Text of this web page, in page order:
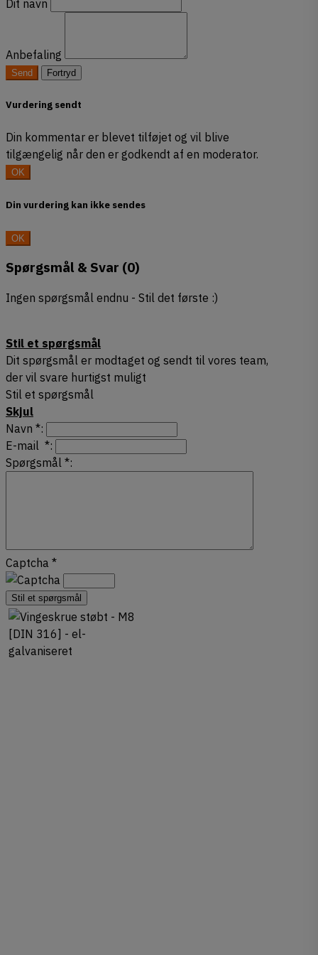
stål A2
stål A4
7380-1] -
Ubehandlet/sort
7380120501
galvaniseret
7380-1] -
Ubehandlet/sort
7380120251
[ART 595]
43 stk på lager
Dit navn
Anbefaling
Send Fortryd
Vurdering sendt
Din kommentar er blevet tilføjet og vil blive
tilgængelig når den er godkendt af en moderator.
OK
Din vurdering kan ikke sendes
OK
Spørgsmål & Svar (0)
Ingen spørgsmål endnu - Stil det første :)
Stil et spørgsmål
Dit spørgsmål er modtaget og sendt til vores team,
der vil svare hurtigst muligt
Stil et spørgsmål
Skjul
Navn *:
E-mail *:
Spørgsmål *:
Captcha *